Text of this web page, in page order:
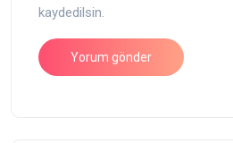
kaydedilsin.